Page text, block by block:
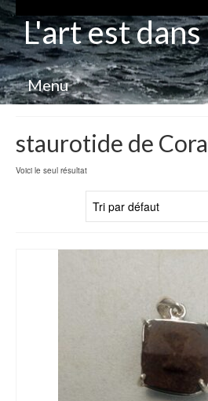
L'art est
Menu
staurotide de
Voici le seul résultat